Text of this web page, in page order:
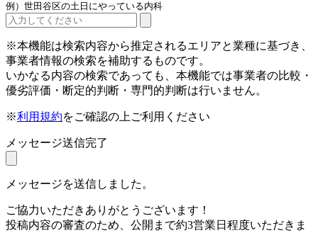
例）世田谷区の土日にやっている内科
※本機能は検索内容から推定されるエリアと業種に基づき、
事業者情報の検索を補助するものです。
いかなる内容の検索であっても、本機能では事業者の比較・
優劣評価・断定的判断・専門的判断は行いません。
※利用規約をご確認の上ご利用ください
メッセージ送信完了
メッセージを送信しました。
ご協力いただきありがとうございます！
投稿内容の審査のため、公開まで約3営業日程度いただきま